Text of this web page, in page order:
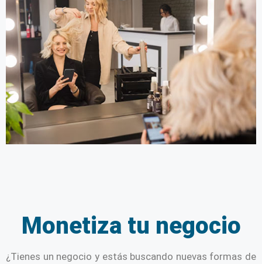
Monetiza tu negocio
¿Tienes un negocio y estás buscando nuevas formas de